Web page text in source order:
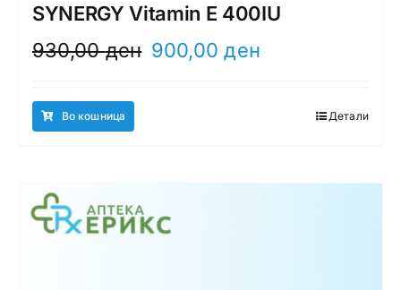
SYNERGY Vitamin E 400IU
930,00ден Original
900,00ден
900,00 ден.
Во кошница Детали